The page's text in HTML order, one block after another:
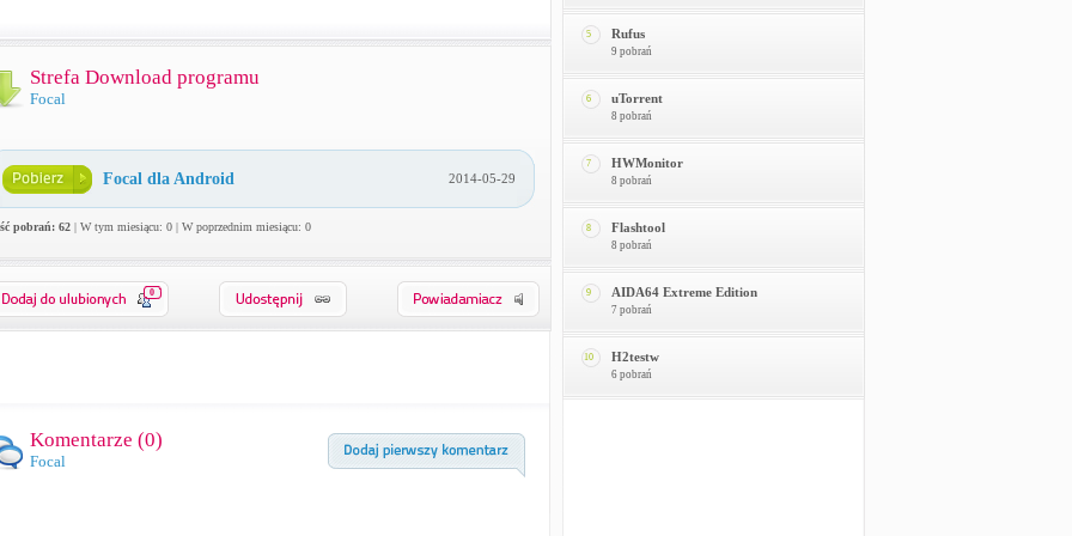
Strefa Download programu
Focal
Focal dla Android 2014-05-29
pobrań: 62| W tym miesiącu: 0 | W poprzednim miesiącu: 0
0
Komentarze (0)
Focal
5 Rufus
9 pobrań
6 uTorrent
8 pobrań
7 HWMonitor
8 pobrań
8 Flashtool
8 pobrań
9 AIDA64 Extreme Edition
7 pobrań
10 H2testw
6 pobrań